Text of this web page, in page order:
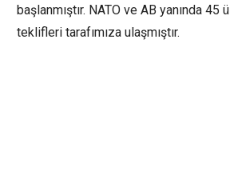
başlanmıştır. NATO ve AB yanında 45
teklifleri tarafımıza ulaşmıştır.